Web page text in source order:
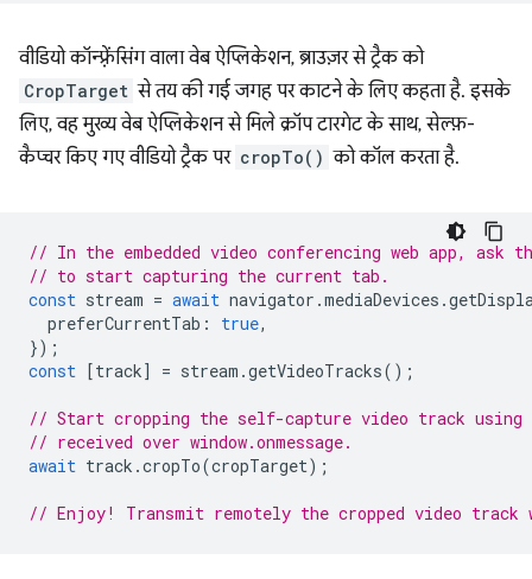
वीडियो कॉन्फ़्रेंसिंग वाला वेब ऐप्लिकेशन, ब्राउज़र से ट्रैक को
CropTarget से तय की गई जगह पर काटने के लिए कहता है. इसके
लिए, वह मुख्य वेब ऐप्लिकेशन से मिले क्रॉप टारगेट के साथ, सेल्फ़-
कैप्चर किए गए वीडियो ट्रैक पर cropTo() को कॉल करता है.
// In the embedded video conferencing web app, ask
// to start capturing the current tab.
const stream = await navigator .mediaDevices .
preferCurrentTab : true,
});
const [track] = stream .getVideoTracks();
// Start cropping the self-capture video track using
// received over window.onmessage.
await track .cropTo(cropTarget);
// Enjoy! Transmit remotely the cropped video track